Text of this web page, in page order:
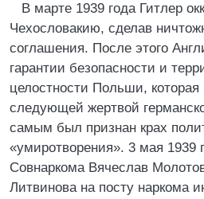
В марте 1939 года Гитлер
Чехословакию, сделав
соглашения. После этого
гарантии безопасности и
целостности Польши, которая
следующей жертвой
самым был признан крах
«умиротворения». 3 мая 1939
Совнаркома Вячеслав
Литвинова на посту наркома